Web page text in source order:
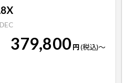
379,800 円(税込)～